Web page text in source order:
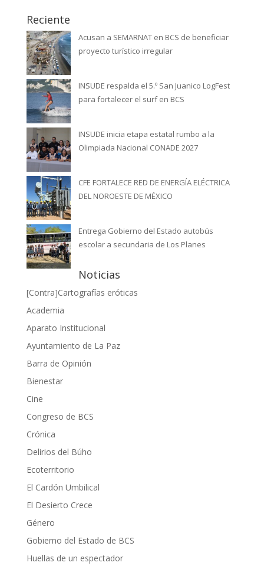
Reciente
Acusan a SEMARNAT en BCS de beneficiar
proyecto turístico irregular
INSUDE respalda el 5.º San Juanico LogFest
para fortalecer el surf en BCS
INSUDE inicia etapa estatal rumbo a la
Olimpiada Nacional CONADE 2027
CFE FORTALECE RED DE ENERGÍA ELÉCTRICA
DEL NOROESTE DE MÉXICO
Entrega Gobierno del Estado autobús
escolar a secundaria de Los Planes
Noticias
[Contra]Cartografías eróticas
Academia
Aparato Institucional
Ayuntamiento de La Paz
Barra de Opinión
Bienestar
Cine
Congreso de BCS
Crónica
Delirios del Búho
Ecoterritorio
El Cardón Umbilical
El Desierto Crece
Género
Gobierno del Estado de BCS
Huellas de un espectador